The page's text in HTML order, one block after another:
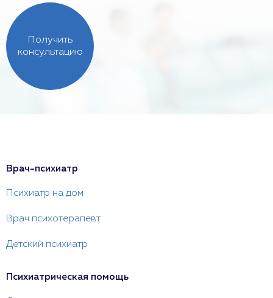
Получить
консультацию
Врач-психиатр
Психиатр на дом
Врач психотерапевт
Детский психиатр
Психиатрическая помощь